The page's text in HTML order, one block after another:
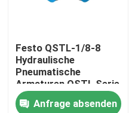
Zu Hause
Festo QSTL-1/8-8
Hydraulische
Pneumatische
Armaturen QSTL Serie
T Armaturen R 1/8
Männlich bis 8 mm
Anfrage absenden